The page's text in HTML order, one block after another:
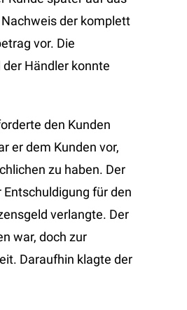
der komplett
vor. Die
Händler konnte
den Kunden
er dem Kunden vor,
zu haben. Der
für den
verlangte. Der
war, doch zur
Daraufhin klagte der